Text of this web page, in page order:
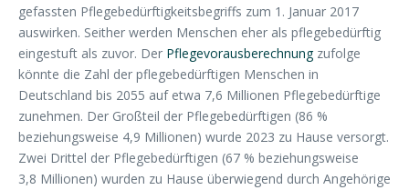
gefassten Pflegebedürftigkeitsbegriffs zum 1. Januar 2017
auswirken. Seither werden Menschen eher als pflegebedürftig
eingestuft als zuvor. Der Pflegevorausberechnungzufolge
könnte die Zahl der pflegebedürftigen Menschen in
Deutschland bis 2055 auf etwa 7,6 Millionen Pflegebedürftige
zunehmen. Der Großteil der Pflegebedürftigen (86 %
beziehungsweise 4,9 Millionen) wurde 2023 zu Hause versorgt.
Zwei Drittel der Pflegebedürftigen (67 % beziehungsweise
3,8 Millionen) wurden zu Hause überwiegend durch Angehörige